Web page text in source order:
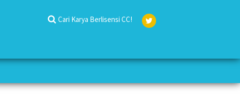
Cari Karya Berlisensi CC!